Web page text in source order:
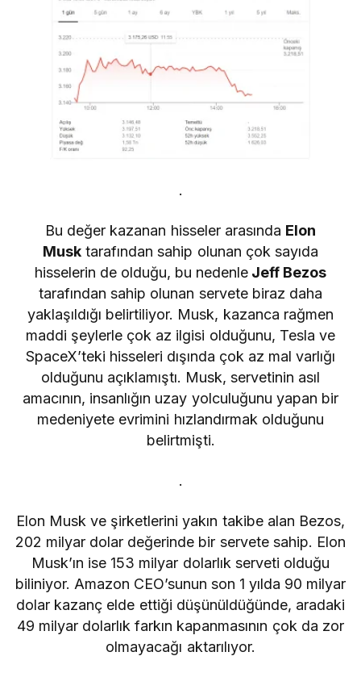
.
Bu değer kazanan hisseler arasında Elon
Musk tarafından sahip olunan çok sayıda
hisselerin de olduğu, bu nedenle Jeff Bezos
tarafından sahip olunan servete biraz daha
yaklaşıldığı belirtiliyor. Musk, kazanca rağmen
maddi şeylerle çok az ilgisi olduğunu, Tesla ve
SpaceX’teki hisseleri dışında çok az mal varlığı
olduğunu açıklamıştı. Musk, servetinin asıl
amacının, insanlığın uzay yolculuğunu yapan bir
medeniyete evrimini hızlandırmak olduğunu
belirtmişti.
.
Elon Musk ve şirketlerini yakın takibe alan Bezos,
202 milyar dolar değerinde bir servete sahip. Elon
Musk’ın ise 153 milyar dolarlık serveti olduğu
biliniyor. Amazon CEO’sunun son 1 yılda 90 milyar
dolar kazanç elde ettiği düşünüldüğünde, aradaki
49 milyar dolarlık farkın kapanmasının çok da zor
olmayacağı aktarılıyor.